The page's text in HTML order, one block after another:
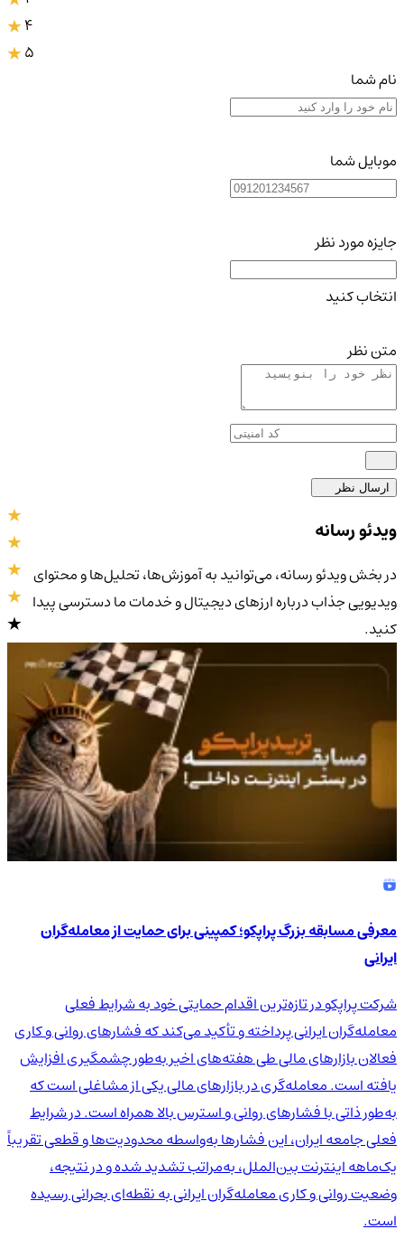
4
5
نام شما
موبایل شما
جایزه مورد نظر
انتخاب کنید
متن نظر
ارسال نظر
4.9/5
ویدئو رسانه
در بخش ویدئو رسانه، می‌توانید به آموزش‌ها، تحلیل‌ها و محتوای
ویدیویی جذاب درباره ارزهای دیجیتال و خدمات ما دسترسی پیدا
کنید.
معرفی مسابقه بزرگ پراپکو؛ کمپینی برای حمایت از معامله‌گران
ایرانی
شرکت پراپکو در تازه‌ترین اقدام حمایتی خود به شرایط فعلی
معامله‌گران ایرانی پرداخته و تأکید می‌کند که فشارهای روانی و کاری
فعالان بازارهای مالی طی هفته‌های اخیر به‌طور چشمگیری افزایش
یافته است. معامله‌گری در بازارهای مالی یکی از مشاغلی است که
به‌طور ذاتی با فشارهای روانی و استرس بالا همراه است. در شرایط
فعلی جامعه ایران، این فشارها به‌واسطه محدودیت‌ها و قطعی تقریباً
یک‌ماهه اینترنت بین‌الملل، به‌مراتب تشدید شده و در نتیجه،
وضعیت روانی و کاری معامله‌گران ایرانی به نقطه‌ای بحرانی رسیده
است.